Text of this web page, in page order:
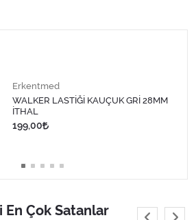
Erkentmed
WALKER LASTİĞİ KAUÇUK GRİ 28MM
İTHAL
199,00
Çok Satanlar